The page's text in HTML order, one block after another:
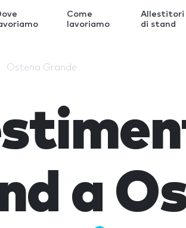
Come
lavoriamo
Allestitori
di stand
Osteria Grande
a